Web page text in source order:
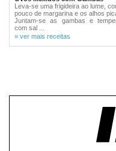
Leva-se uma frigideira ao lume,
pouco de margarina e os alhos
Juntam-se as gambas e
com sal ...
» ver mais receitas